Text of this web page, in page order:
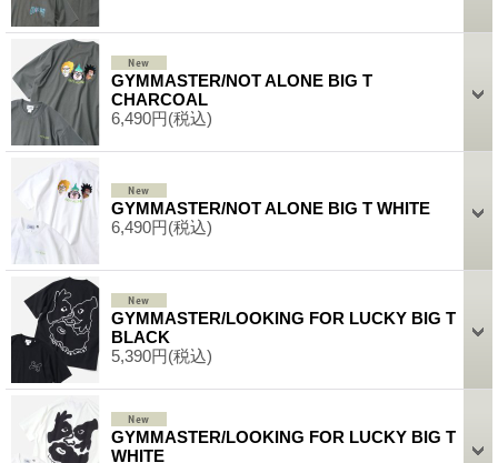
GYMMASTER/NOT ALONE BIG T
CHARCOAL
6,490円(税込)
GYMMASTER/NOT ALONE BIG T WHITE
6,490円(税込)
GYMMASTER/LOOKING FOR LUCKY BIG T
BLACK
5,390円(税込)
GYMMASTER/LOOKING FOR LUCKY BIG T
WHITE